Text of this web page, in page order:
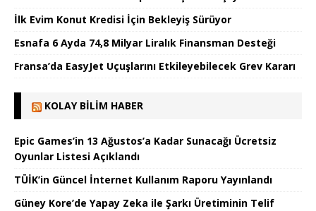
İlk Evim Konut Kredisi İçin Bekleyiş Sürüyor
Esnafa 6 Ayda 74,8 Milyar Liralık Finansman Desteği
Fransa’da EasyJet Uçuşlarını Etkileyebilecek Grev Kararı
KOLAY BILIM HABER
Epic Games’in 13 Ağustos’a Kadar Sunacağı Ücretsiz
Oyunlar Listesi Açıklandı
TÜİK’in Güncel İnternet Kullanım Raporu Yayınlandı
Güney Kore’de Yapay Zeka ile Şarkı Üretiminin Telif